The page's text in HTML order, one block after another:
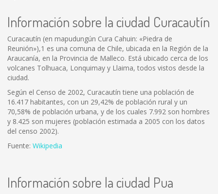
Información sobre la ciudad Curacautín
Curacautín (en mapudungún Cura Cahuin: «Piedra de
Reunión»),1 es una comuna de Chile, ubicada en la Región de la
Araucanía, en la Provincia de Malleco. Está ubicado cerca de los
volcanes Tolhuaca, Lonquimay y Llaima, todos vistos desde la
ciudad.
Según el Censo de 2002, Curacautín tiene una población de
16.417 habitantes, con un 29,42% de población rural y un
70,58% de población urbana, y de los cuales 7.992 son hombres
y 8.425 son mujeres (población estimada a 2005 con los datos
del censo 2002).
Fuente: Wikipedia
Información sobre la ciudad Pua